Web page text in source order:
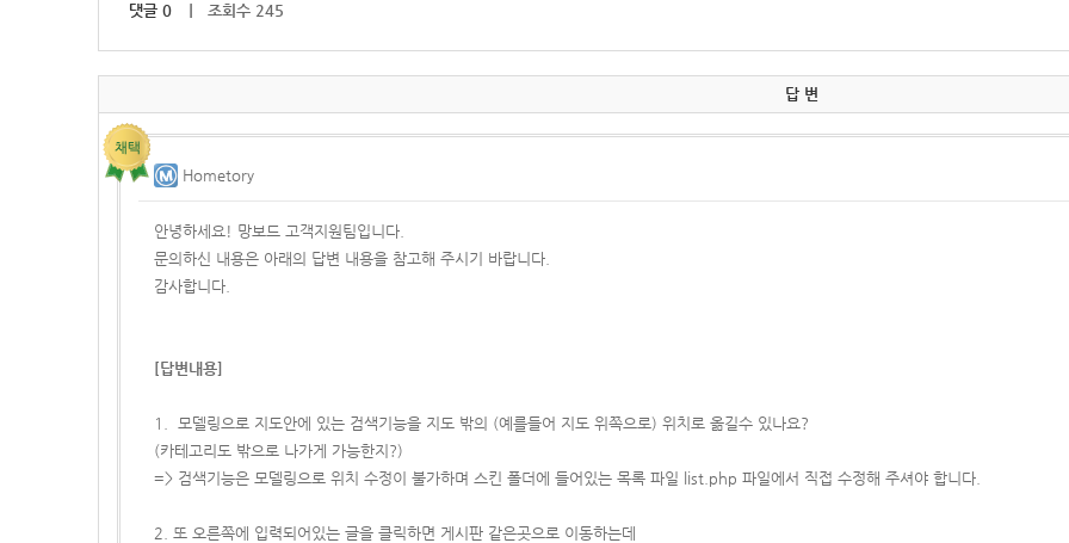
댓글 0 ｜ 조회수 245
답 변
Hometory
안녕하세요! 망보드 고객지원팀입니다.
문의하신 내용은 아래의 답변 내용을 참고해 주시기 바랍니다.
감사합니다.
[답변내용]
1. 모델링으로 지도안에 있는 검색기능을 지도 밖의 (예를들어 지도 위쪽으로) 위치로 옮길수 있나요?
(카테고리도 밖으로 나가게 가능한지?)
=> 검색기능은 모델링으로 위치 수정이 불가하며 스킨 폴더에 들어있는 목록 파일 list.php 파일에서 직접 수정해 주셔야 합니다.
2. 또 오른쪽에 입력되어있는 글을 클릭하면 게시판 같은곳으로 이동하는데